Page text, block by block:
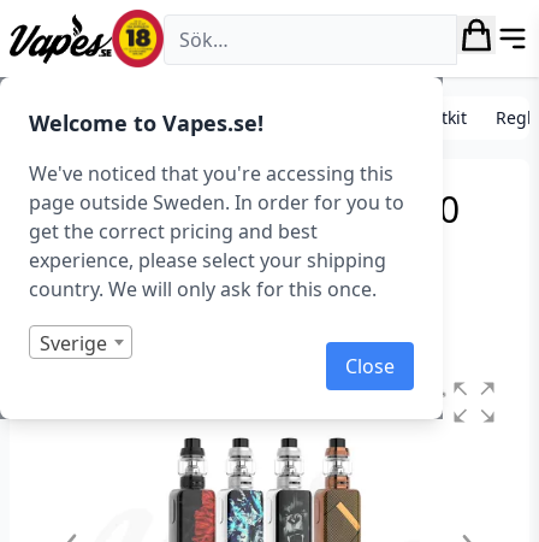
Welcome to Vapes.se!
We've noticed that you're accessing this
page outside Sweden. In order for you to
get the correct pricing and best
experience, please select your shipping
country. We will only ask for this once.
Sverige
Close
Vapes.se
E-cigarett startkit/paket Standard e-cigarett startkit
Vaporesso Luxe 2 Kit (220
W, 8 ml)
Art.nr: 39692
Slut i lager